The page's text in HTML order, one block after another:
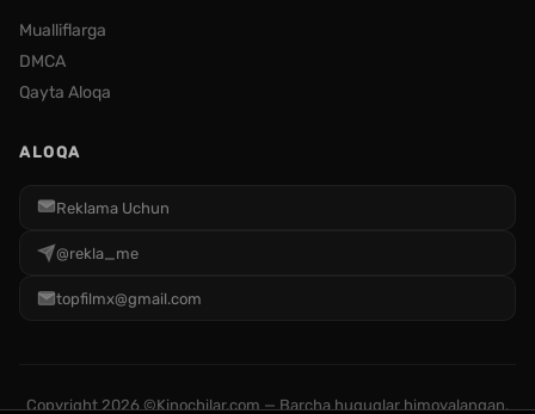
Mualliflarga
DMCA
Qayta Aloqa
ALOQA
Reklama Uchun
@rekla_me
topfilmx@gmail.com
Copyright2026 ©Kinochilar.com — Barcha huquqlar himoyalangan.